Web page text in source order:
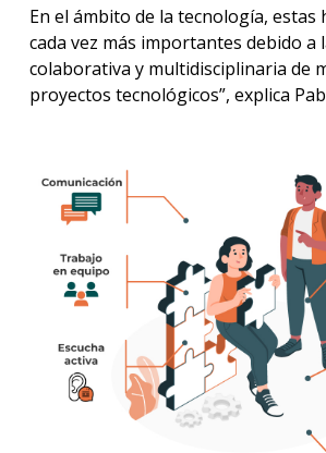
En el ámbito de la tecnología, estas
cada vez más importantes debido a
colaborativa y multidisciplinaria de
proyectos tecnológicos”, explica